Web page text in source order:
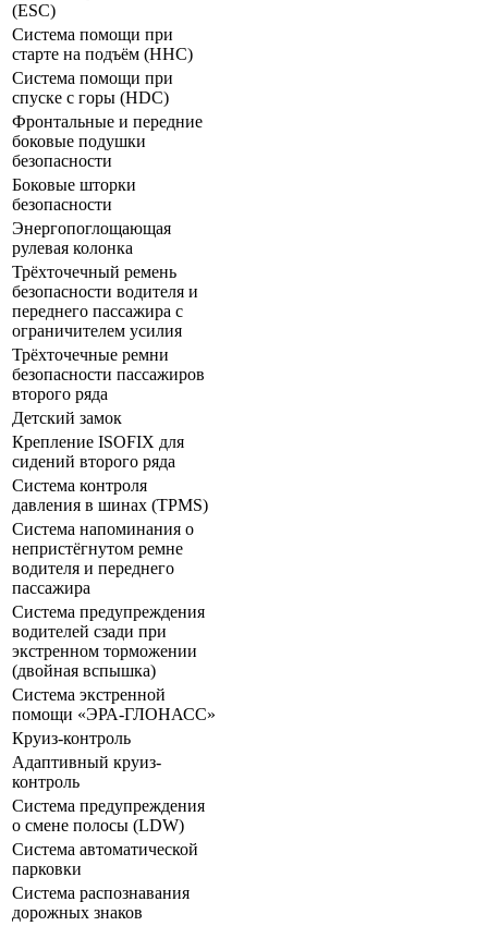
(ESC)
Система помощи при
старте на подъём (HHC)
Система помощи при
спуске с горы (HDC)
Фронтальные и передние
боковые подушки
безопасности
Боковые шторки
безопасности
Энергопоглощающая
рулевая колонка
Трёхточечный ремень
безопасности водителя и
переднего пассажира с
ограничителем усилия
Трёхточечные ремни
безопасности пассажиров
второго ряда
Детский замок
Крепление ISOFIX для
сидений второго ряда
Система контроля
давления в шинах (TPMS)
Система напоминания о
непристёгнутом ремне
водителя и переднего
пассажира
Система предупреждения
водителей сзади при
экстренном торможении
(двойная вспышка)
Система экстренной
помощи «ЭРА-ГЛОНАСС»
Круиз-контроль
Адаптивный круиз-
контроль
Система предупреждения
о смене полосы (LDW)
Система автоматической
парковки
Система распознавания
дорожных знаков